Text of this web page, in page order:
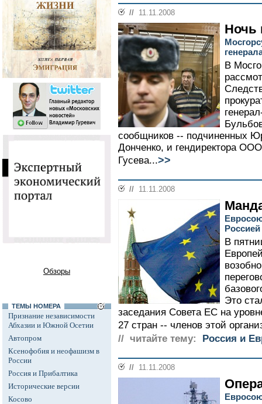
Обзоры
ТЕМЫ НОМЕРА
Признание независимости
Абхазии и Южной Осетии
Автопром
Ксенофобия и неофашизм в
России
Россия и Прибалтика
Исторические версии
Косово
// 11.11.2008
Ночь
В
сообщников -- подчиненных
Донченко, и гендиректора
Гусева...>>
// 11.11.2008
Россией
В
Это
заседания Совета ЕС на
27 стран -- членов этой
// читайте тему:
Россия и
// 11.11.2008